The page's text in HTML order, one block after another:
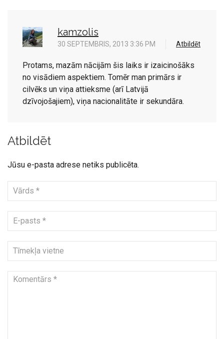
kamzolis
30 SEPTEMBRIS, 2013 3:36 PM Atbildēt
Protams, mazām nācijām šis laiks ir izaicinošāks
no visādiem aspektiem. Tomēr man primārs ir
cilvēks un viņa attieksme (arī Latvijā
dzīvojošajiem), viņa nacionalitāte ir sekundāra.
Atbildēt
Jūsu e-pasta adrese netiks publicēta.